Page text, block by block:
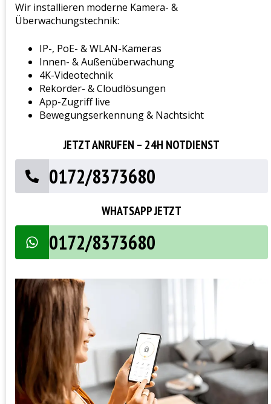
Wir installieren moderne Kamera- &
Überwachungstechnik:
IP-, PoE- & WLAN-Kameras
Innen- & Außenüberwachung
4K-Videotechnik
Rekorder- & Cloudlösungen
App-Zugriff live
Bewegungserkennung & Nachtsicht
JETZT ANRUFEN – 24H NOTDIENST
0172/8373680
WHATSAPP JETZT
0172/8373680